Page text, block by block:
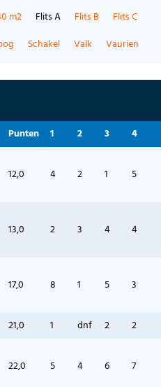
m2 Flits A Flits B
Flits C
Schakel Valk Vaurien
Punten 1 2 3 4
12,0 4 2 1 5
13,0 2 3 4 4
17,0 8 1 5 3
21,0 1 dnf 2 2
22,0 5 4 6 7